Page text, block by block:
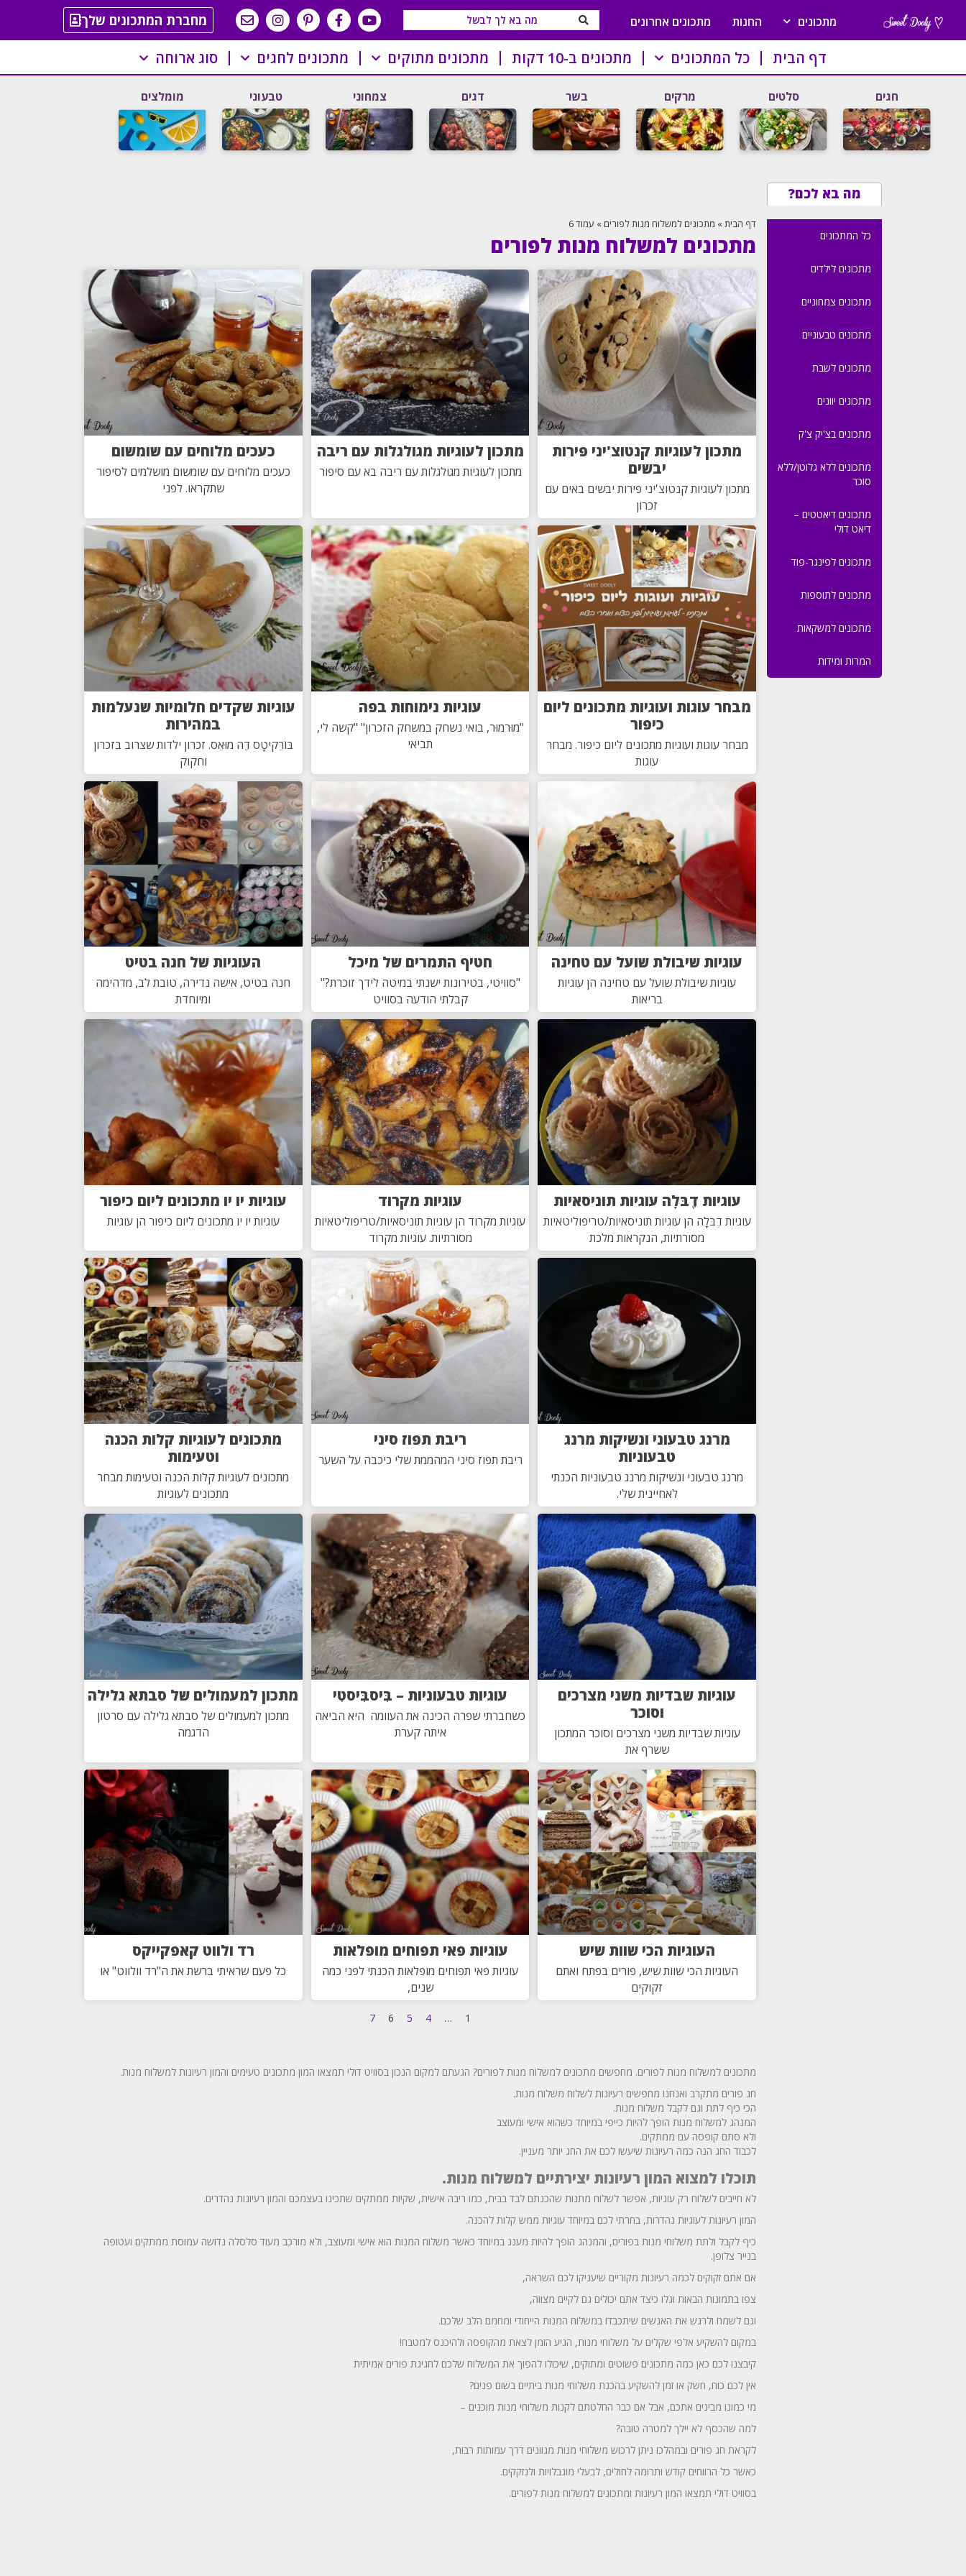
מתכונים החנות מתכונים אחרונים מחברת המתכונים שלך
דף הבית כל המתכונים מתכונים ב-10 דקות מתכונים מתוקים מתכונים לחגים סוג ארוחה
חגים סלטים מרקים בשר דגים צמחוני טבעוני מומלצים
מה בא לכם?
כל המתכונים
מתכונים לילדים
מתכונים צמחוניים
מתכונים טבעוניים
מתכונים לשבת
מתכונים יוונים
מתכונים בצ'יק צ'ק
מתכונים ללא גלוטן/ללא
סוכר
מתכונים דיאטטים –
דיאט דולי
מתכונים לפינגר-פוד
מתכונים לתוספות
מתכונים למשקאות
המרות ומידות
דף הבית» מתכונים למשלוח מנות לפורים» עמוד 6
מתכונים למשלוח מנות לפורים
מתכון לעוגיות קנטוצ'יני פירות
יבשים
מתכון לעוגיות קנטוצ'יני פירות יבשים באים עם
זכרון
מתכון לעוגיות מגולגלות עם ריבה
מתכון לעוגיות מגולגלות עם ריבה בא עם סיפור
כעכים מלוחים עם שומשום
כעכים מלוחים עם שומשום מושלמים לסיפור
שתקראו. לפני
מבחר עוגות ועוגיות מתכונים ליום
כיפור
מבחר עוגות ועוגיות מתכונים ליום כיפור. מבחר
עוגות
עוגיות נימוחות בפה
"מוּרמוּר, בואי נשחק במשחק הזכרון" "קשה לי,
תביאי
עוגיות שקדים חלומיות שנעלמות
במהירות
בּוֹרֵקיטָס דֶה מוּאֵס. זכרון ילדות שצרוב בזכרון
וחקוק
עוגיות שיבולת שועל עם טחינה
עוגיות שיבולת שועל עם טחינה הן עוגיות
בריאות
חטיף התמרים של מיכל
"סוויטי, בטירונות ישנתי במיטה לידך זוכרת?"
קבלתי הודעה בסוויט
העוגיות של חנה בטיט
חנה בטיט, אישה נדירה, טובת לב, מדהימה
ומיוחדת
עוגיות דֶבּלָה עוגיות תוניסאיות
עוגיות דֶבּלָה הן עוגיות תוניסאיות/טריפוליטאיות
מסורתיות, הנקראות מלכת
עוגיות מקרוד
עוגיות מקרוד הן עוגיות תוניסאיות/טריפוליטאיות
מסורתיות. עוגיות מקרוד
עוגיות יו יו מתכונים ליום כיפור
עוגיות יו יו מתכונים ליום כיפור הן עוגיות
מרנג טבעוני ונשיקות מרנג
טבעוניות
מרנג טבעוני ונשיקות מרנג טבעוניות הכנתי
לאחיינית שלי.
ריבת תפוז סיני
ריבת תפוז סיני המהממת שלי כיכבה על השער
מתכונים לעוגיות קלות הכנה
וטעימות
מתכונים לעוגיות קלות הכנה וטעימות מבחר
מתכונים לעוגיות
עוגיות שבדיות משני מצרכים
וסוכר
עוגיות שבדיות משני מצרכים וסוכר המתכון
ששרף את
עוגיות טבעוניות – בִּיסבִּיסטִי
כשחברתי שפרה הכינה את העוומה היא הביאה
איתה קערת
מתכון למעמולים של סבתא גלילה
מתכון למעמולים של סבתא גלילה עם סרטון
הדגמה
העוגיות הכי שוות שיש
העוגיות הכי שוות שיש, פורים בפתח ואתם
זקוקים
עוגיות פאי תפוחים מופלאות
עוגיות פאי תפוחים מופלאות הכנתי לפני כמה
שנים,
רד ולווט קאפקייקס
כל פעם שראיתי ברשת את ה"רד וולווט" או
1
…
4
5
6
7
מתכונים למשלוח מנות לפורים. מחפשים מתכונים למשלוח מנות לפורים? הגעתם למקום הנכון בסוויט דולי תמצאו המון מתכונים טעימים והמון רעיונות למשלוח מנות.
חג פורים מתקרב ואנחנו מחפשים רעיונות לשלוח משלוח מנות.
הכי כיף לתת וגם לקבל משלוח מנות.
המנהג למשלוח מנות הופך להיות כייפי במיוחד כשהוא אישי ומעוצב
ולא סתם קופסה עם ממתקים.
לכבוד החג הנה כמה רעיונות שיעשו לכם את החג יותר מעניין.
תוכלו למצוא המון רעיונות יצירתיים למשלוח מנות.
לא חייבים לשלוח רק עוגיות, אפשר לשלוח מתנות שהכנתם לבד בבית, כמו ריבה אישית, שקיות ממתקים שתכינו בעצמכם והמון רעיונות נהדרים.
המון רעיונות לעוגיות נהדרות, בחרתי לכם במיוחד עוגיות ממש קלות להכנה.
כיף לקבל ולתת משלוחי מנות בפורים, והמנהג הופך להיות מענג במיוחד כאשר משלוח המנות הוא אישי ומעוצב, ולא מורכב מעוד סלסלה נדושה עמוסת ממתקים ועטופה
בנייר צלופן.
אם אתם זקוקים לכמה רעיונות מקוריים שיעניקו לכם השראה,
צפו בתמונות הבאות וגלו כיצד אתם יכולים גם לקיים מצווה,
וגם לשמח ולרגש את האנשים שיתכבדו במשלוח המנות הייחודי ומחמם הלב שלכם.
במקום להשקיע אלפי שקלים על משלוחי מנות, הגיע הזמן לצאת מהקופסה ולהיכנס למטבח!
קיבצנו לכם כאן כמה מתכונים פשוטים ומתוקים, שיכולו להפוך את המשלוח שלכם לחגיגת פורים אמיתית
אין לכם כוח, חשק או זמן להשקיע בהכנת משלוחי מנות ביתיים בשום פנים?
מי כמונו מבינים אתכם, אבל אם כבר החלטתם לקנות משלוחי מנות מוכנים –
למה שהכסף לא יילך למטרה טובה?
לקראת חג פורים ובמהלכו ניתן לרכוש משלוחי מנות מגוונים דרך עמותות רבות,
כאשר כל הרווחים קודש ותרומה לחולים, לבעלי מוגבלויות ולנזקקים.
בסוויט דולי תמצאו המון רעיונות ומתכונים למשלוח מנות לפורים.